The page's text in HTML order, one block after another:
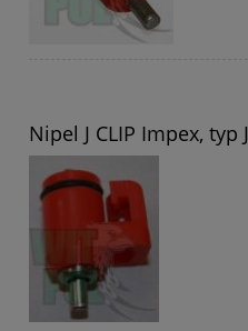
Nipel J CLIP Impex, typ J